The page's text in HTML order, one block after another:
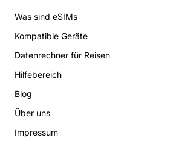
Was sind eSIMs
Kompatible Geräte
Datenrechner für Reisen
Hilfebereich
Blog
Über uns
Impressum